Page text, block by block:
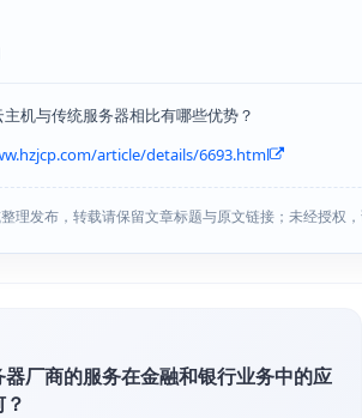
机与传统服务器相比有哪些优势？
article/details/6693.html
理发布，转载请保留文章标题与原文链接；未经授权
器厂商的服务在金融和银行业务中的应